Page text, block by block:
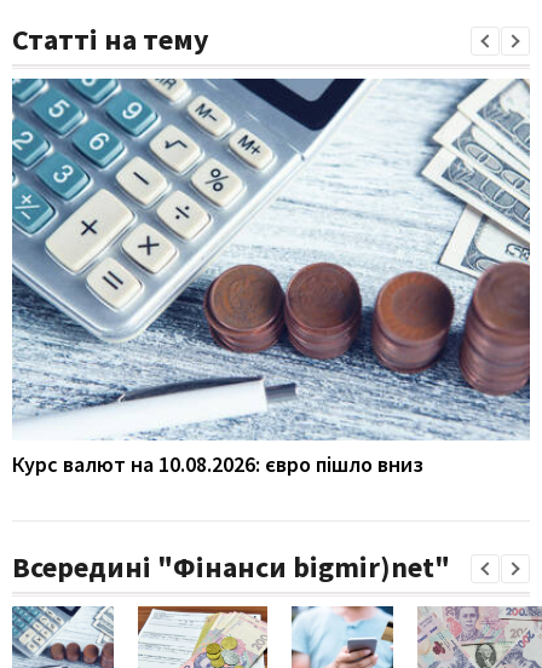
Статті на тему
Курс валют на 10.08.2026: євро пішло вниз
Всередині "Фінанси bigmir)net"